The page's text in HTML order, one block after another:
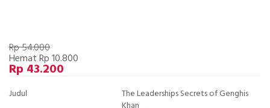
Rp 54.000
Hemat Rp 10.800
Rp 43.200
Judul
The Leaderships Secrets of Genghis